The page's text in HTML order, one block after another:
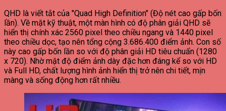
QHD là viết tắt của "Quad High Definition" (Độ nét cao gấp bốn
lần). Về mặt kỹ thuật, một màn hình có độ phân giải QHD sẽ
hiển thị chính xác 2560 pixel theo chiều ngang và 1440 pixel
theo chiều dọc, tạo nên tổng cộng 3.686.400 điểm ảnh. Con số
này cao gấp bốn lần so với độ phân giải HD tiêu chuẩn (1280
x 720). Nhờ mật độ điểm ảnh dày đặc hơn đáng kể so với HD
và Full HD, chất lượng hình ảnh hiển thị trở nên chi tiết, mịn
màng và sống động hơn rất nhiều.